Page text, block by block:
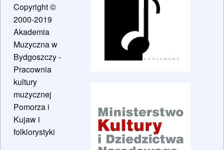
Copyright ©
2000-2019
Akademia
Muzyczna w
Bydgoszczy -
Pracownia
kultury
muzycznej
Pomorza i
Kujaw i
folklorystyki